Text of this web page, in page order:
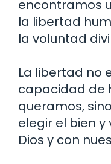
encontramos
la libertad
la voluntad
La libertad no
capacidad de
queramos,
elegir el bien y
Dios y con